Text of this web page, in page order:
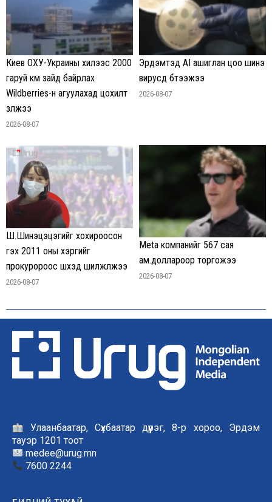
Киев ОХУ-Украины хилээс 2000
гаруй км зайд байрлах
Wildberries-н агуулахад цохилт
үзүүлжээ
2026-08-07
Эрдэмтэд AI ашиглан цоо шинэ
вирусүүд бүтээжээ
2026-08-07
Ш.Шинэцэцэгийг хохироосон
гэх 2011 оны хэргийг
прокуророос шүүхэд шилжүүлжээ
2026-08-07
Meta компанийг 567 сая
ам.доллароор торгожээ
2026-08-07
Улаанбаатар, Сүхбаатар дүүрэг, 8-р хороо, Эрдэм
тауэр 1201 тоот
medee@urug.mn
7600 2244